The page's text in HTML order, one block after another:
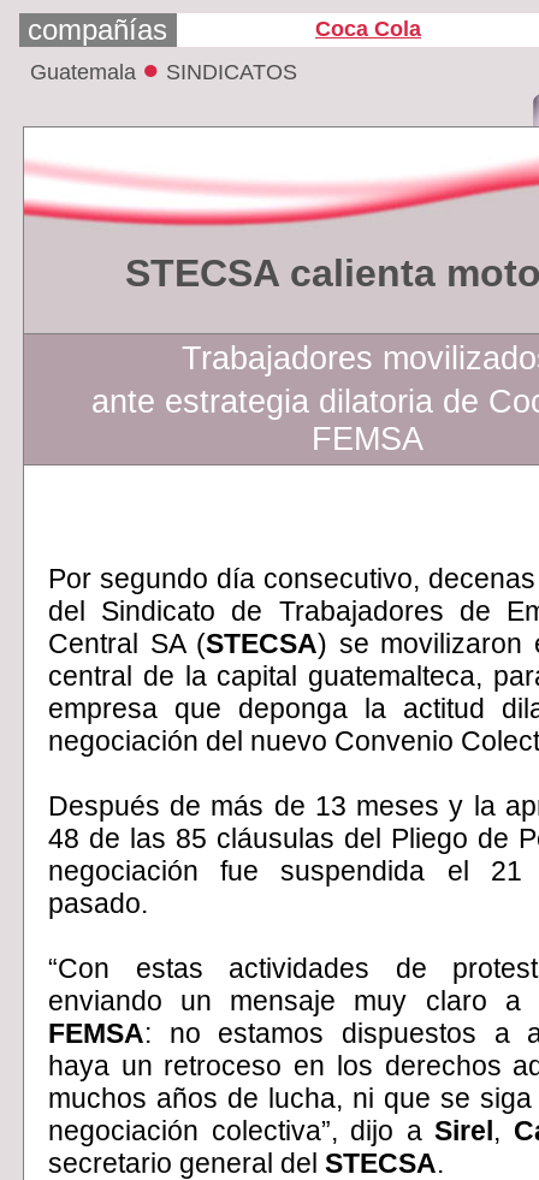
compañías
Coca Cola
Guatemala ● SINDICATOS
STECSA calienta
Trabajadores
ante estrategia dilatoria de
FEMSA
Por segundo día consecutivo,
del Sindicato de Trabajadores de
Central SA (STECSA) se movilizaron
central de la capital guatemalteca,
empresa que deponga la actitud
negociación del nuevo Convenio
Después de más de 13 meses y la
48 de las 85 cláusulas del Pliego de
negociación fue suspendida el 21
pasado.
“Con estas actividades de
enviando un mensaje muy claro a
FEMSA: no estamos dispuestos a
haya un retroceso en los derechos
muchos años de lucha, ni que se
negociación colectiva”, dijo a Sirel,
secretario general del STECSA.